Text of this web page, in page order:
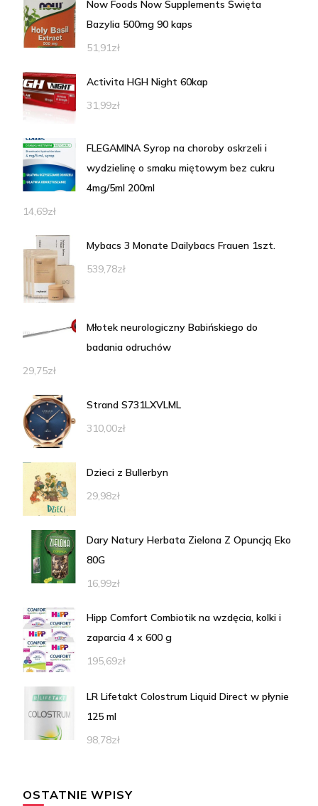
Now Foods Now Supplements Święta
Bazylia 500mg 90 kaps
51,91zł
Activita HGH Night 60kap
31,99zł
FLEGAMINA Syrop na choroby oskrzeli i
wydzielinę o smaku miętowym bez cukru
4mg/5ml 200ml
14,69zł
Mybacs 3 Monate Dailybacs Frauen 1szt.
539,78zł
Młotek neurologiczny Babińskiego do
badania odruchów
29,75zł
Strand S731LXVLML
310,00zł
Dzieci z Bullerbyn
29,98zł
Dary Natury Herbata Zielona Z Opuncją Eko
80G
16,99zł
Hipp Comfort Combiotik na wzdęcia, kolki i
zaparcia 4 x 600 g
195,69zł
LR Lifetakt Colostrum Liquid Direct w płynie
125 ml
98,78zł
OSTATNIE WPISY